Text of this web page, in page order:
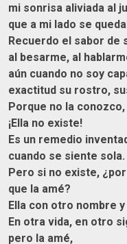
mi sonrisa aliviada al
que a mi lado se
Recuerdo el sabor de
al besarme, al
aún cuando no soy
exactitud su rostro,
Porque no la
¡Ella no existe!
Es un remedio
cuando se siente sola.
Pero si no existe,
que la amé?
Ella con otro nombre
En otra vida, en otro
pero la amé,